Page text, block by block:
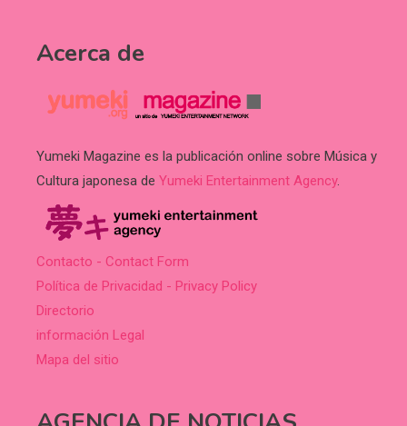
Acerca de
Yumeki Magazine es la publicación online sobre Música y
Cultura japonesa de Yumeki Entertainment Agency.
Contacto - Contact Form
Política de Privacidad - Privacy Policy
Directorio
información Legal
Mapa del sitio